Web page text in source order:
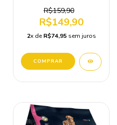
R$159,90
R$149,90
2x deR$74,95sem juros